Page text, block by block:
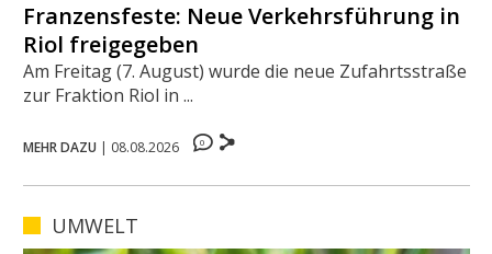
Franzensfeste: Neue Verkehrsführung in
Riol freigegeben
Am Freitag (7. August) wurde die neue Zufahrtsstraße
zur Fraktion Riol in ...
MEHR DAZU | 08.08.2026 0
UMWELT